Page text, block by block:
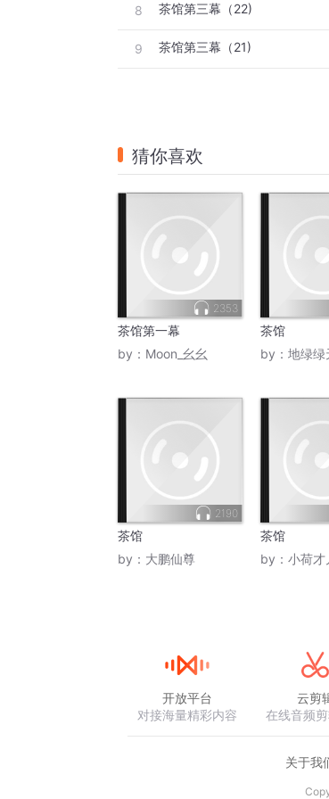
8 茶馆第三幕（22)
9 茶馆第三幕（21)
猜你喜欢
2353
茶馆第一幕
by： Moon_幺幺
茶馆
by： 地绿绿
2190
茶馆
by： 大鹏仙尊
茶馆
by： 小荷才
开放平台
对接海量精彩内容
云剪
在线音频
关于我